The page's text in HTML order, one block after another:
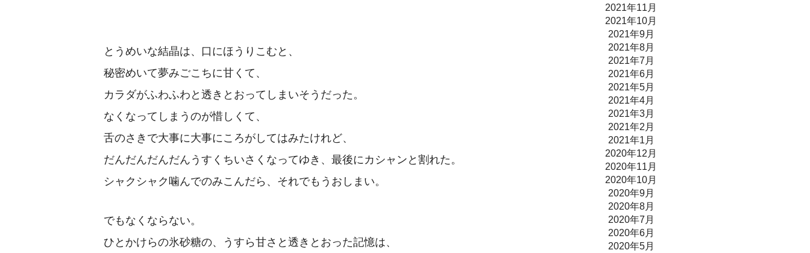
とうめいな結晶は、口にほうりこむと、
秘密めいて夢みごこちに甘くて、
カラダがふわふわと透きとおってしまいそうだった。
なくなってしまうのが惜しくて、
舌のさきで大事に大事にころがしてはみたけれど、
だんだんだんだんうすくちいさくなってゆき、最後にカシャンと割れた。
シャクシャク噛んでのみこんだら、それでもうおしまい。
でもなくならない。
ひとかけらの氷砂糖の、うすら甘さと透きとおった記憶は、
2021年11月
2021年10月
2021年9月
2021年8月
2021年7月
2021年6月
2021年5月
2021年4月
2021年3月
2021年2月
2021年1月
2020年12月
2020年11月
2020年10月
2020年9月
2020年8月
2020年7月
2020年6月
2020年5月